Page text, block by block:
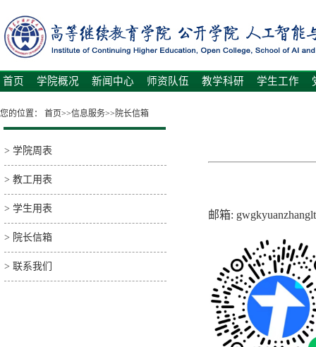
首页 学院概况 新闻中心 师资队伍 教学科研 学生工作
邮箱:
您的位置： 首页>>信息服务>> 院长信箱
> 学院周表
> 教工用表
> 学生用表
> 院长信箱
> 联系我们